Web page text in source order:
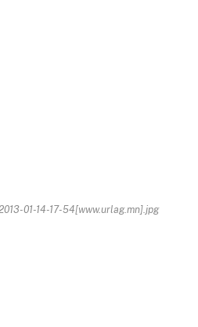
01-14-17-54[www.urlag.mn].jpg